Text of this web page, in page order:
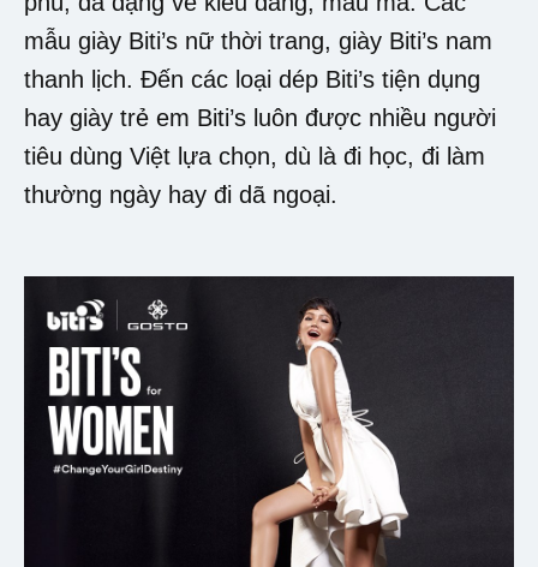
mẫu giày Biti’s nữ thời trang, giày Biti’s nam
thanh lịch. Đến các loại dép Biti’s tiện dụng
hay giày trẻ em Biti’s luôn được nhiều người
tiêu dùng Việt lựa chọn, dù là đi học, đi làm
thường ngày hay đi dã ngoại.